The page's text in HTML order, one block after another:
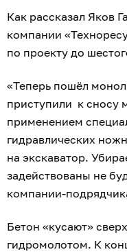
Как рассказал Яков
компании
по проекту до
«Теперь пошёл
приступили к сносу
применением
гидравлических
на экскаватор.
задействованы не
компании-
Бетон «кусают»
гидромолотом. К